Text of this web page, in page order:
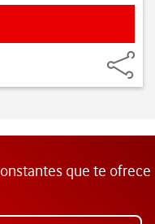
que te ofrece